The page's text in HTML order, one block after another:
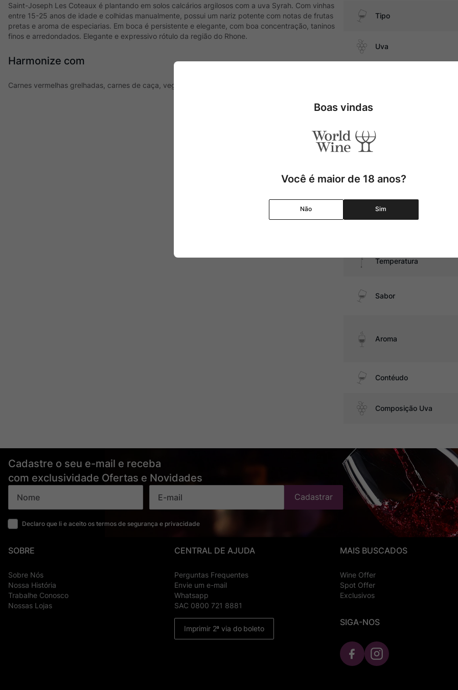
Saint-Joseph Les Coteaux é plantando em solos calcários argilosos com a uva Syrah. Com vinhas
entre 15-25 anos de idade e colhidas manualmente, possui um nariz potente com notas de frutas
pretas e aroma de especiarias. Em boca é persistente e elegante, com boa concentração, taninos
finos e arredondados. Elegante e expressivo rótulo da região do Rhone.
Harmonize com
Carnes vermelhas grelhadas, carnes de caça, vegetais grelhados e queijos de massa amarela
Tipo
Uva
Pais
Graduação Alcóolica
Temperatura
Sabor
Aroma
Contéudo
Composição Uva
Cadastre o seu e-mail e receba
com exclusividade Ofertas e Novidades
Declaro que li e aceito os termos de segurança e privacidade
Cadastrar
SOBRE
Sobre Nós
Nossa História
Trabalhe Conosco
Nossas Lojas
CENTRAL DE AJUDA
Perguntas Frequentes
Envie um e-mail
Whatsapp
SAC 0800 721 8881
Imprimir 2ª via do boleto
MAIS BUSCADOS
Wine Offer
Spot Offer
Exclusivos
SIGA-NOS
Boas vindas
Você é maior de 18 anos?
Não Sim